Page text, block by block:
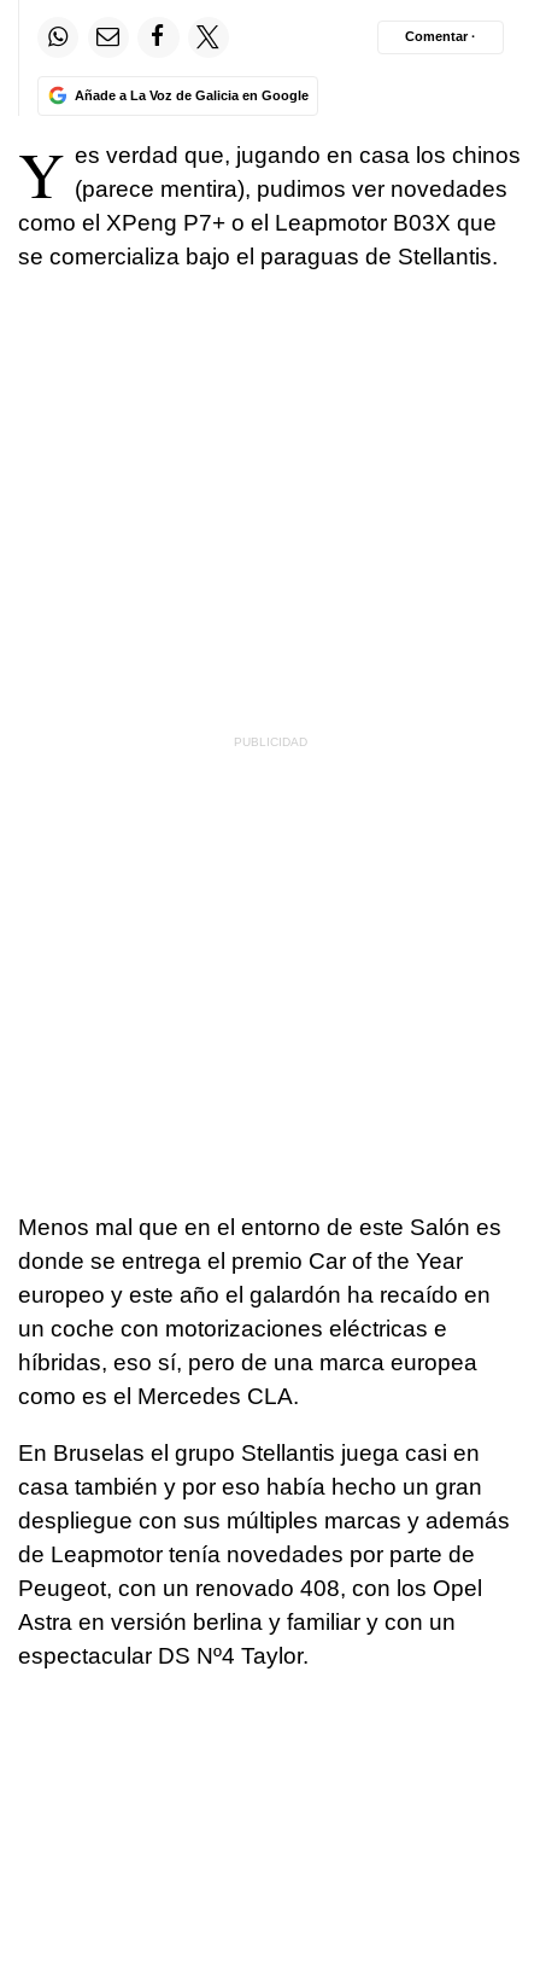
Añade a La Voz de Galicia en Google
Comentar ·
Y es verdad que, jugando en casa los chinos
(parece mentira), pudimos ver novedades
como el XPeng P7+ o el Leapmotor B03X que
se comercializa bajo el paraguas de Stellantis.
Menos mal que en el entorno de este Salón es
donde se entrega el premio Car of the Year
europeo y este año el galardón ha recaído en
un coche con motorizaciones eléctricas e
híbridas, eso sí, pero de una marca europea
como es el Mercedes CLA.
En Bruselas el grupo Stellantis juega casi en
casa también y por eso había hecho un gran
despliegue con sus múltiples marcas y además
de Leapmotor tenía novedades por parte de
Peugeot, con un renovado 408, con los Opel
Astra en versión berlina y familiar y con un
espectacular DS Nº4 Taylor.